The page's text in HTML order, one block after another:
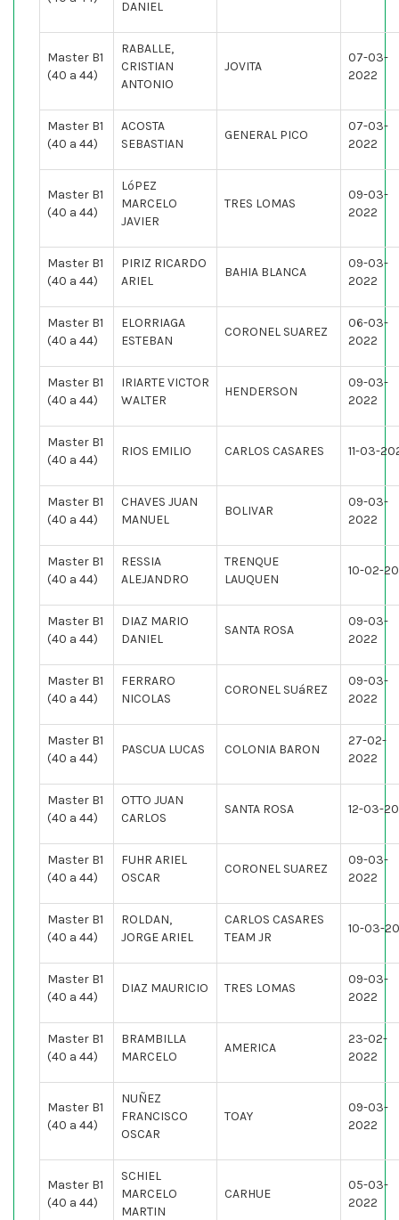
DANIEL
Master B1
(40 a 44)
RABALLE,
CRISTIAN
ANTONIO
JOVITA
07-03-
2022
Master B1
(40 a 44)
ACOSTA
SEBASTIAN
GENERAL PICO
07-03-
2022
Master B1
(40 a 44)
LóPEZ
MARCELO
JAVIER
TRES LOMAS
09-03-
2022
Master B1
(40 a 44)
PIRIZ RICARDO
ARIEL
BAHIA BLANCA
09-03-
2022
Master B1
(40 a 44)
ELORRIAGA
ESTEBAN
CORONEL SUAREZ
06-03-
2022
Master B1
(40 a 44)
IRIARTE VICTOR
WALTER
HENDERSON
09-03-
2022
Master B1
(40 a 44)
RIOS EMILIO CARLOS CASARES 11-03-
Master B1
(40 a 44)
CHAVES JUAN
MANUEL
BOLIVAR
09-03-
2022
Master B1
(40 a 44)
RESSIA
ALEJANDRO
TRENQUE
LAUQUEN
10-02-
Master B1
(40 a 44)
DIAZ MARIO
DANIEL
SANTA ROSA
09-03-
2022
Master B1
(40 a 44)
FERRARO
NICOLAS
CORONEL SUáREZ
09-03-
2022
Master B1
(40 a 44)
PASCUA LUCAS COLONIA BARON
27-02-
2022
Master B1
(40 a 44)
OTTO JUAN
CARLOS
SANTA ROSA 12-03-
Master B1
(40 a 44)
FUHR ARIEL
OSCAR
CORONEL SUAREZ
09-03-
2022
Master B1
(40 a 44)
ROLDAN,
JORGE ARIEL
CARLOS CASARES
TEAM JR
10-03-
Master B1
(40 a 44)
DIAZ MAURICIO TRES LOMAS
09-03-
2022
Master B1
(40 a 44)
BRAMBILLA
MARCELO
AMERICA
23-02-
2022
Master B1
(40 a 44)
NUÑEZ
FRANCISCO
OSCAR
TOAY
09-03-
2022
Master B1
(40 a 44)
SCHIEL
MARCELO
MARTIN
CARHUE
05-03-
2022